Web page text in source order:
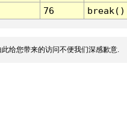
76 break()
给您带来的访问不便我们深感歉意.